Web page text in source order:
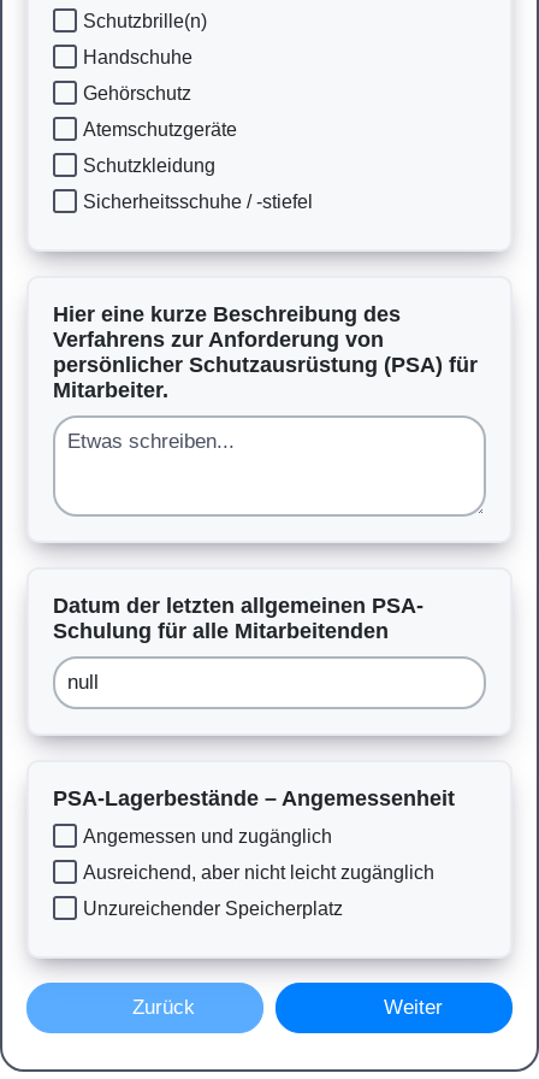
Schutzbrille(n)
Handschuhe
Gehörschutz
Atemschutzgeräte
Schutzkleidung
Sicherheitsschuhe / -stiefel
Hier eine kurze Beschreibung des
Verfahrens zur Anforderung von
persönlicher Schutzausrüstung (PSA) für
Mitarbeiter.
Datum der letzten allgemeinen PSA-
Schulung für alle Mitarbeitenden
PSA-Lagerbestände – Angemessenheit
Angemessen und zugänglich
Ausreichend, aber nicht leicht zugänglich
Unzureichender Speicherplatz
Zurück Weiter